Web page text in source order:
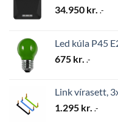
34.950 kr. .-
Led kúla P45
675 kr. .-
Link vírasett,
1.295 kr. .-